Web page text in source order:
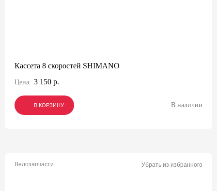
Кассета 8 скоростей SHIMANO
Цена: 3 150 р.
В КОРЗИНУ
В КОРЗИНУ
В КОРЗИНУ В наличии
Велозапчасти Убрать из избранного